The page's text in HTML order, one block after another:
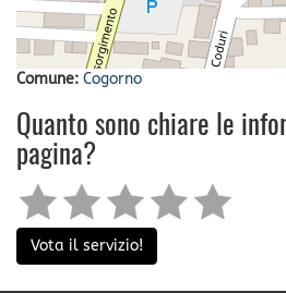
Comune: Cogorno
Quanto sono chiare le
pagina?
Vota il servizio!